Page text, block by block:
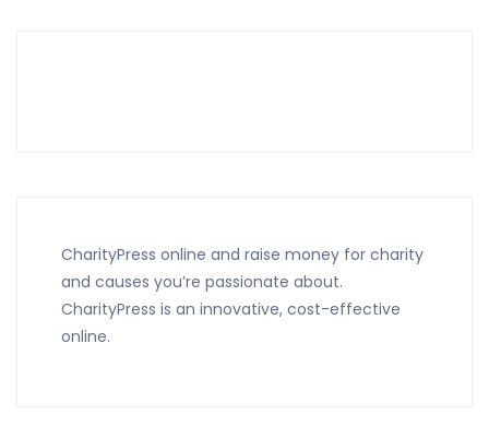
CharityPress online and raise money for charity
and causes you’re passionate about.
CharityPress is an innovative, cost-effective
online.